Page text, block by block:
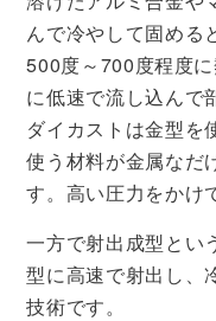
んで冷やして固める
500度～700度程度
に低速で流し込んで
ダイカストは金型を
使う材料が金属なだ
す。高い圧力をかけ
一方で射出成型とい
型に高速で射出し、
技術です。